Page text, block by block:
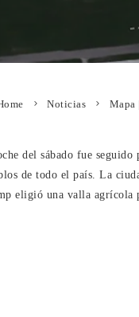
Noticias Mapa
del sábado fue
de todo el país. La
eligió una valla agrícola